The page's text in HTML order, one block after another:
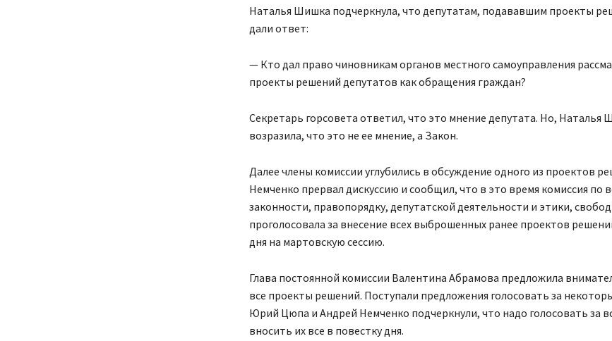
Наталья Шишка подчеркнула, что депутатам, подававшим проекты
дали ответ:
— Кто дал право чиновникам органов местного самоуправления
проекты решений депутатов как обращения граждан?
Секретарь горсовета ответил, что это мнение депутата. Но, Наталья
возразила, что это не ее мнение, а Закон.
Далее члены комиссии углубились в обсуждение одного из проектов
Немченко прервал дискуссию и сообщил, что в это время комиссия по
законности, правопорядку, депутатской деятельности и этики,
проголосовала за внесение всех выброшенных ранее проектов
дня на мартовскую сессию.
Глава постоянной комиссии Валентина Абрамова предложила
все проекты решений. Поступали предложения голосовать за
Юрий Цюпа и Андрей Немченко подчеркнули, что надо голосовать за
вносить их все в повестку дня.